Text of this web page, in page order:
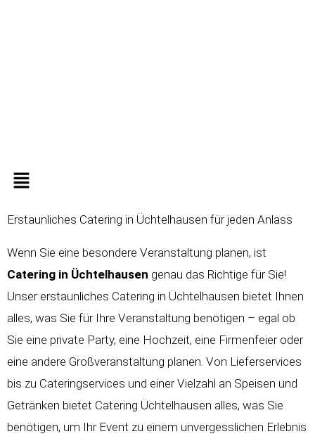
Menü
Erstaunliches Catering in Üchtelhausen für jeden Anlass
Wenn Sie eine besondere Veranstaltung planen, ist
Catering in Üchtelhausen genau das Richtige für Sie!
Unser erstaunliches Catering in Üchtelhausen bietet Ihnen
alles, was Sie für Ihre Veranstaltung benötigen – egal ob
Sie eine private Party, eine Hochzeit, eine Firmenfeier oder
eine andere Großveranstaltung planen. Von Lieferservices
bis zu Cateringservices und einer Vielzahl an Speisen und
Getränken bietet Catering Üchtelhausen alles, was Sie
benötigen, um Ihr Event zu einem unvergesslichen Erlebnis